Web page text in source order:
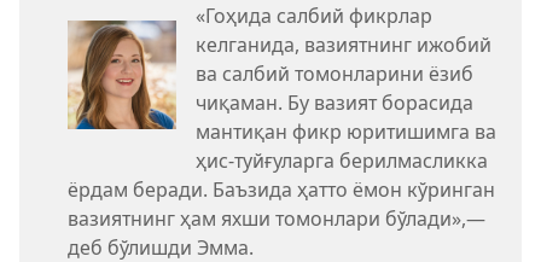
«Гоҳида салбий фикрлар
келганида, вазиятнинг ижобий
ва салбий томонларини ёзиб
чиқаман. Бу вазият борасида
мантиқан фикр юритишимга ва
ҳис-туйғуларга берилмасликка
ёрдам беради. Баъзида ҳатто ёмон кўринган
вазиятнинг ҳам яхши томонлари бўлади»,—
деб бўлишди Эмма.